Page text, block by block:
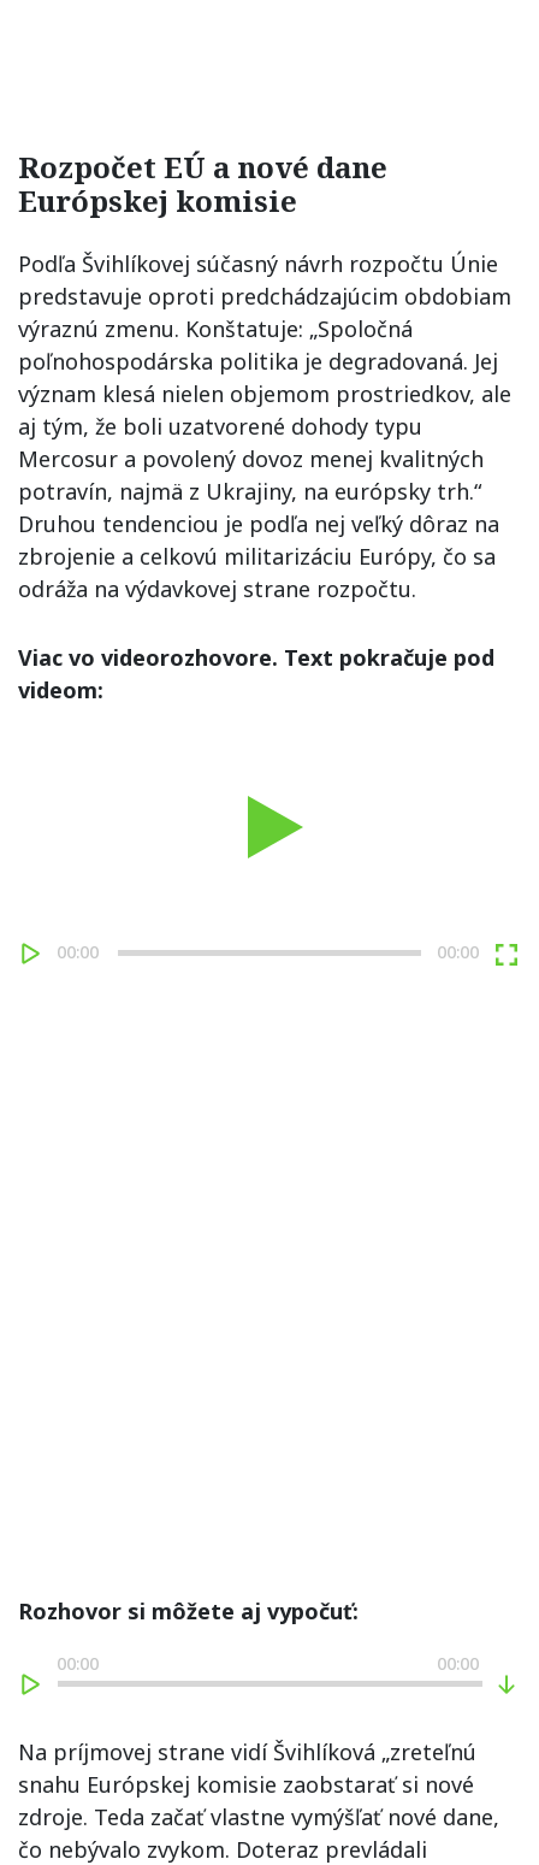
Rozpočet EÚ a nové dane
Európskej komisie
Podľa Švihlíkovej súčasný návrh rozpočtu Únie
predstavuje oproti predchádzajúcim obdobiam
výraznú zmenu. Konštatuje: „Spoločná
poľnohospodárska politika je degradovaná. Jej
význam klesá nielen objemom prostriedkov, ale
aj tým, že boli uzatvorené dohody typu
Mercosur a povolený dovoz menej kvalitných
potravín, najmä z Ukrajiny, na európsky trh.“
Druhou tendenciou je podľa nej veľký dôraz na
zbrojenie a celkovú militarizáciu Európy, čo sa
odráža na výdavkovej strane rozpočtu.
Viac vo videorozhovore. Text pokračuje pod
videom:
00:00 00:00
Rozhovor si môžete aj vypočuť:
00:00 00:00
Na príjmovej strane vidí Švihlíková „zreteľnú
snahu Európskej komisie zaobstarať si nové
zdroje. Teda začať vlastne vymýšľať nové dane,
čo nebývalo zvykom. Doteraz prevládali